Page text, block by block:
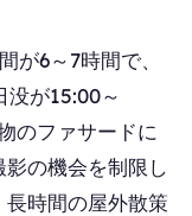
が6～7時間で、
没が15:00～
のファサードに
の機会を制限し
時間の屋外散策